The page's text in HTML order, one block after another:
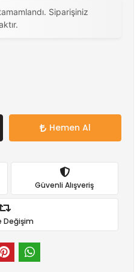
Siparişiniz
Hemen Al
Güvenli Alışveriş
Değişim